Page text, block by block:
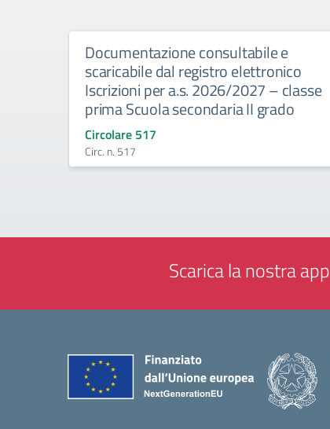
Documentazione consultabile e
scaricabile dal registro elettronico
Iscrizioni per a.s. 2026/2027 – classe
prima Scuola secondaria II grado
Circolare 517
Circ. n. 517
Scarica la nostra